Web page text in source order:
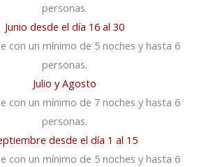
personas.
Junio desde el día 16 al 30
con un mínimo de 5 noches y hasta 6
personas.
Julio y Agosto
con un mínimo de 7 noches y hasta 6
personas.
desde el día 1 al 15
con un mínimo de 5 noches y hasta 6